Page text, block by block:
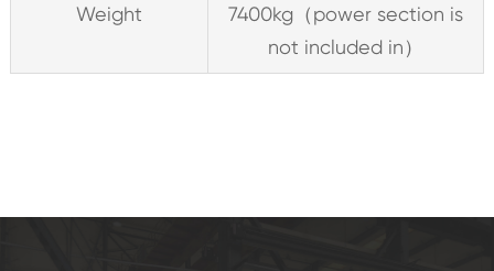
Weight
7400kg（power section is
not included in）